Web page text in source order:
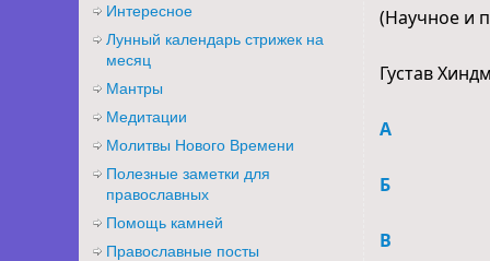
(Научное и
Густав
А
Б
В
Интересное
Лунный календарь стрижек на
месяц
Мантры
Медитации
Молитвы Нового Времени
Полезные заметки для
православных
Помощь камней
Православные посты